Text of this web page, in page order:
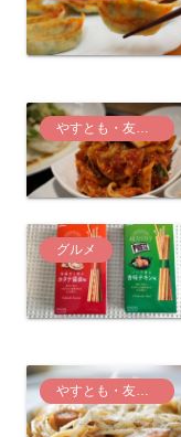
やすとも・友近のキメツケ！
グルメ